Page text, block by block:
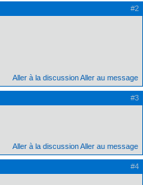
#2
Aller à la discussionAller au message
#3
Aller à la discussionAller au message
#4